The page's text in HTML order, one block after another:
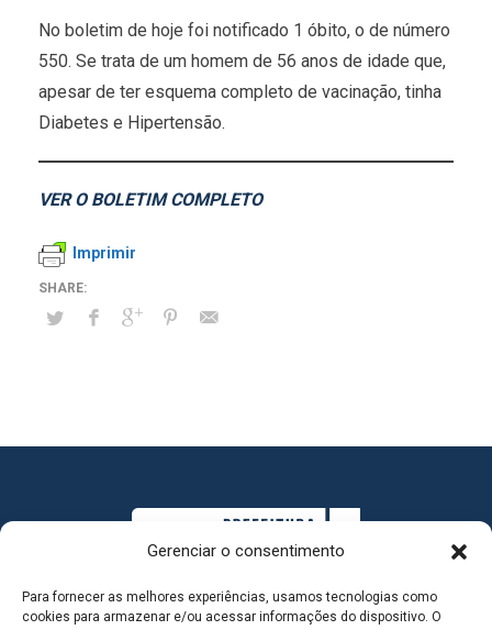
Gerenciar o consentimento
Para fornecer as melhores experiências, usamos tecnologias como
cookies para armazenar e/ou acessar informações do dispositivo. O
No boletim de hoje foi notificado 1 óbito, o de número
550. Se trata de um homem de 56 anos de idade que,
apesar de ter esquema completo de vacinação, tinha
Diabetes e Hipertensão.
VER O BOLETIM COMPLETO
Imprimir